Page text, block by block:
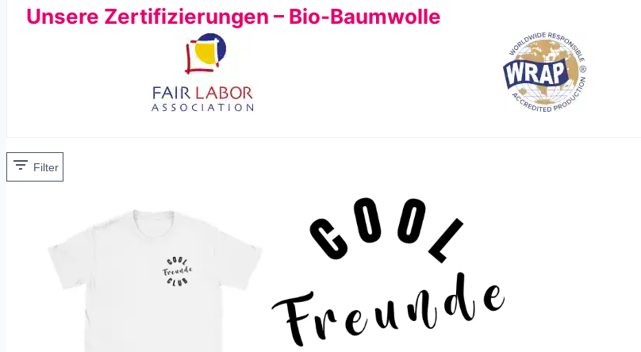
Unsere Zertifizierungen – Bio-Baumwolle
Filter